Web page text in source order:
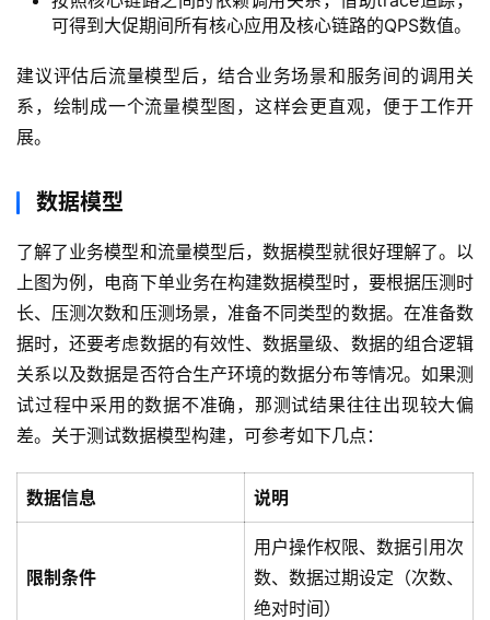
件
应
用
服
务
项
目
A
I
提
示
词
开
源
码
可得到大促期间所有核心应用及核心链路的QPS数值。
建议评估后流量模型后，结合业务场景和服务间的调用关
系，绘制成一个流量模型图，这样会更直观，便于工作开
展。
数据模型
了解了业务模型和流量模型后，数据模型就很好理解了。以
上图为例，电商下单业务在构建数据模型时，要根据压测时
长、压测次数和压测场景，准备不同类型的数据。在准备数
据时，还要考虑数据的有效性、数据量级、数据的组合逻辑
关系以及数据是否符合生产环境的数据分布等情况。如果测
试过程中采用的数据不准确，那测试结果往往出现较大偏
差。关于测试数据模型构建，可参考如下几点：
数据信息 说明
限制条件
用户操作权限、数据引用次
数、数据过期设定（次数、
绝对时间）